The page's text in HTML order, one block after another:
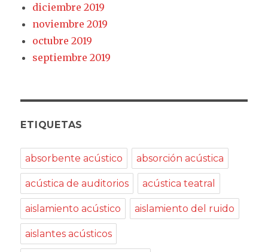
diciembre 2019
noviembre 2019
octubre 2019
septiembre 2019
ETIQUETAS
absorbente acústico absorción acústica
acústica de auditorios acústica teatral
aislamiento acústico aislamiento del ruido
aislantes acústicos